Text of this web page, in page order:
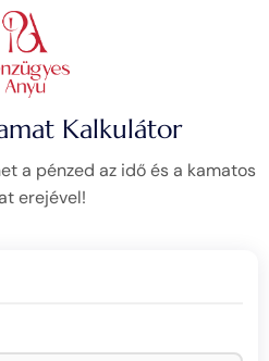
Kalkulátor
a pénzed az idő és a kamatos
erejével!